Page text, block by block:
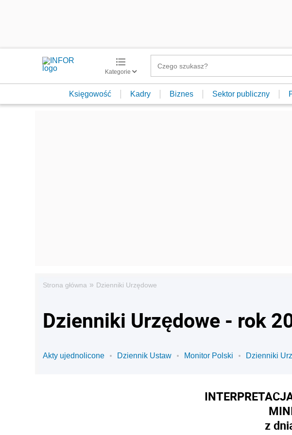
Kategorie
Księgowość Kadry Biznes Sektor publiczny
Strona główna » Dzienniki Urzędowe
Dzienniki Urzędowe - rok
Akty ujednolicone Dziennik Ustaw Monitor Polski Dzienniki
z